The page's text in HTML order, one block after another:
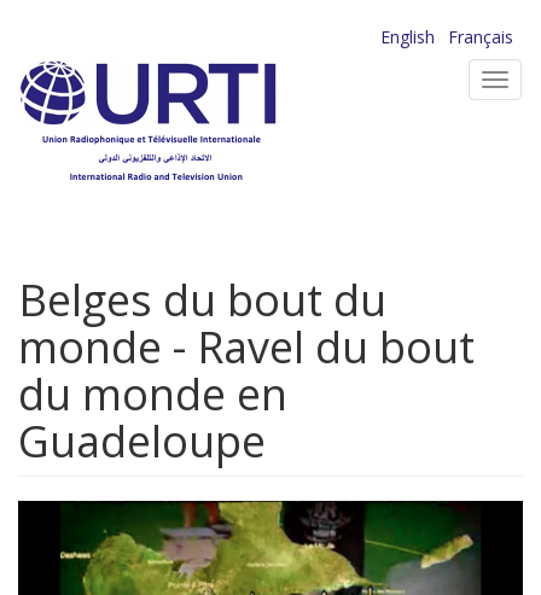
contenu
principal
English
Français
Belges du bout du
monde - Ravel du bout
du monde en
Guadeloupe